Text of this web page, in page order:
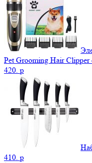
Pet Grooming Hair Clipper
420. p
410. p